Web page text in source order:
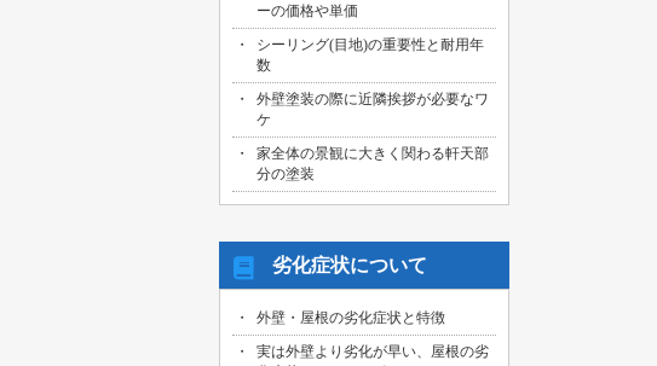
ーの価格や単価
シーリング(目地)の重要性と耐用年
数
外壁塗装の際に近隣挨拶が必要なワ
ケ
家全体の景観に大きく関わる軒天部
分の塗装
劣化症状について
外壁・屋根の劣化症状と特徴
実は外壁より劣化が早い、屋根の劣